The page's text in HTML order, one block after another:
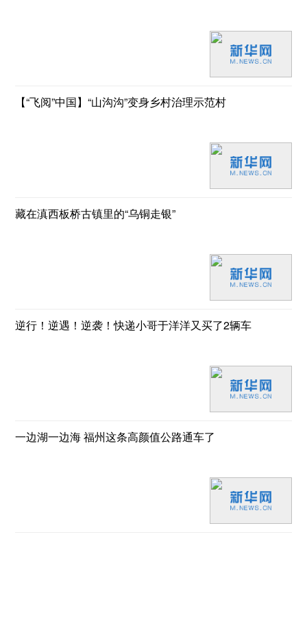
【“飞阅”中国】“山沟沟”变身乡村治理示范村
藏在滇西板桥古镇里的“乌铜走银”
逆行！逆遇！逆袭！快递小哥于洋洋又买了2辆车
一边湖一边海 福州这条高颜值公路通车了